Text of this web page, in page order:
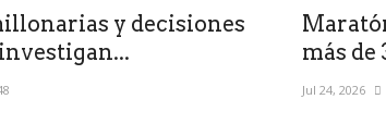
y decisiones
más de
Jul 24, 2026